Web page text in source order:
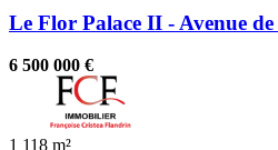
Le Flor Palace II - Avenue
6 500 000 €
1 118 m²